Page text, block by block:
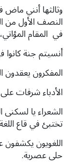
وثالثها أنني ماض
النصف الأول من
في المقام
أنسيتم جنة
المفكرون يعقدون
الأدباء شرفات على
الشعراء يا
تختبئ في قاع
اللغويون
حلى عصرية.